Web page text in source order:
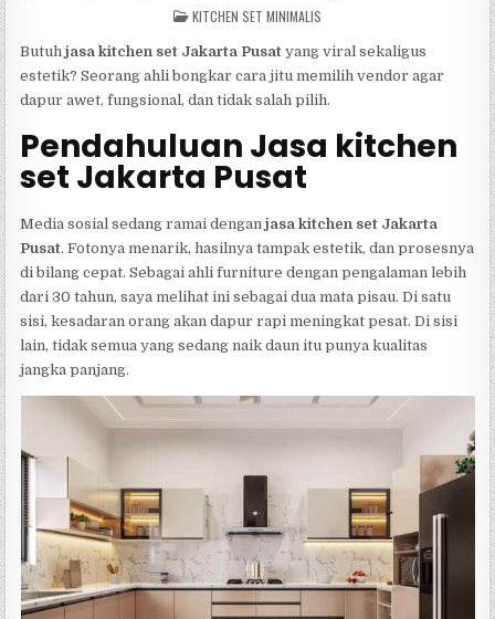
POSTED
IN
KITCHEN SET MINIMALIS
Butuhjasa kitchen set Jakarta Pusat yang viral sekaligus
estetik? Seorang ahli bongkar cara jitu memilih vendor agar
dapur awet, fungsional, dan tidak salah pilih.
Pendahuluan Jasa kitchen
set Jakarta Pusat
Media sosial sedang ramai denganjasa kitchen set Jakarta
Pusat. Fotonya menarik, hasilnya tampak estetik, dan prosesnya
di bilang cepat. Sebagai ahli furniture dengan pengalaman lebih
dari 30 tahun, saya melihat ini sebagai dua mata pisau. Di satu
sisi, kesadaran orang akan dapur rapi meningkat pesat. Di sisi
lain, tidak semua yang sedang naik daun itu punya kualitas
jangka panjang.